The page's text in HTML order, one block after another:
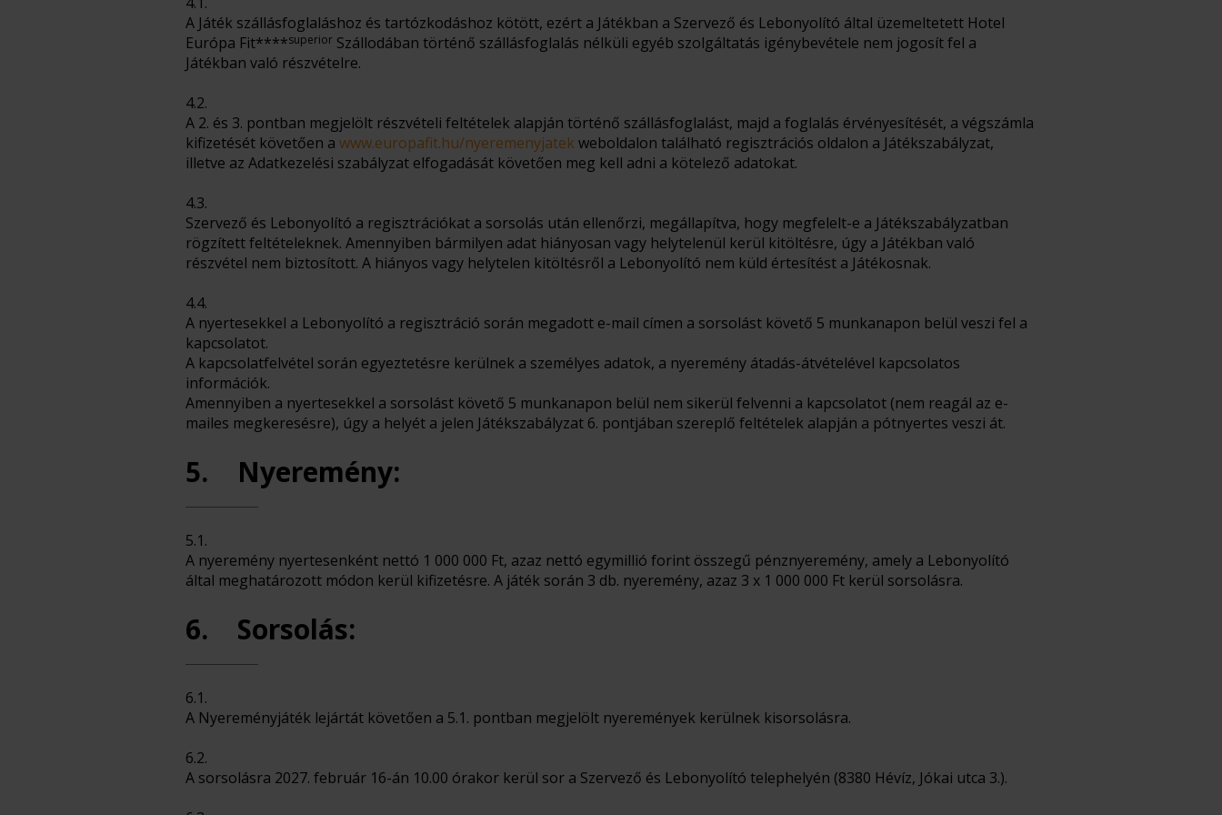
A Játék szállásfoglaláshoz és tartózkodáshoz kötött, ezért a Játékban a Szervező és Lebonyolító által üzemeltetett Hotel
Európa Fit****superior Szállodában történő szállásfoglalás nélküli egyéb szolgáltatás igénybevétele nem jogosít fel a
Játékban való részvételre.
4.2.
A 2. és 3. pontban megjelölt részvételi feltételek alapján történő szállásfoglalást, majd a foglalás érvényesítését, a végszámla
kifizetését követően a www.europafit.hu/nyeremenyjatek weboldalon található regisztrációs oldalon a Játékszabályzat,
illetve az Adatkezelési szabályzat elfogadását követően meg kell adni a kötelező adatokat.
4.3.
Szervező és Lebonyolító a regisztrációkat a sorsolás után ellenőrzi, megállapítva, hogy megfelelt-e a Játékszabályzatban
rögzített feltételeknek. Amennyiben bármilyen adat hiányosan vagy helytelenül kerül kitöltésre, úgy a Játékban való
részvétel nem biztosított. A hiányos vagy helytelen kitöltésről a Lebonyolító nem küld értesítést a Játékosnak.
4.4.
A nyertesekkel a Lebonyolító a regisztráció során megadott e-mail címen a sorsolást követő 5 munkanapon belül veszi fel a
kapcsolatot.
A kapcsolatfelvétel során egyeztetésre kerülnek a személyes adatok, a nyeremény átadás-átvételével kapcsolatos
információk.
Amennyiben a nyertesekkel a sorsolást követő 5 munkanapon belül nem sikerül felvenni a kapcsolatot (nem reagál az e-
mailes megkeresésre), úgy a helyét a jelen Játékszabályzat 6. pontjában szereplő feltételek alapján a pótnyertes veszi át.
5. Nyeremény:
5.1.
A nyeremény nyertesenként nettó 1 000 000 Ft, azaz nettó egymillió forint összegű pénznyeremény, amely a Lebonyolító
által meghatározott módon kerül kifizetésre. A játék során 3 db. nyeremény, azaz 3 x 1 000 000 Ft kerül sorsolásra.
6. Sorsolás:
6.1.
A Nyereményjáték lejártát követően a 5.1. pontban megjelölt nyeremények kerülnek kisorsolásra.
6.2.
A sorsolásra 2027. február 16-án 10.00 órakor kerül sor a Szervező és Lebonyolító telephelyén (8380 Hévíz, Jókai utca 3.).